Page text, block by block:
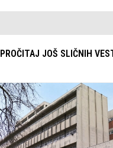
PROČITAJ JOŠ SLIČNIH